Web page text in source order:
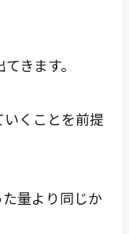
きます。
くことを前提
量より同じか